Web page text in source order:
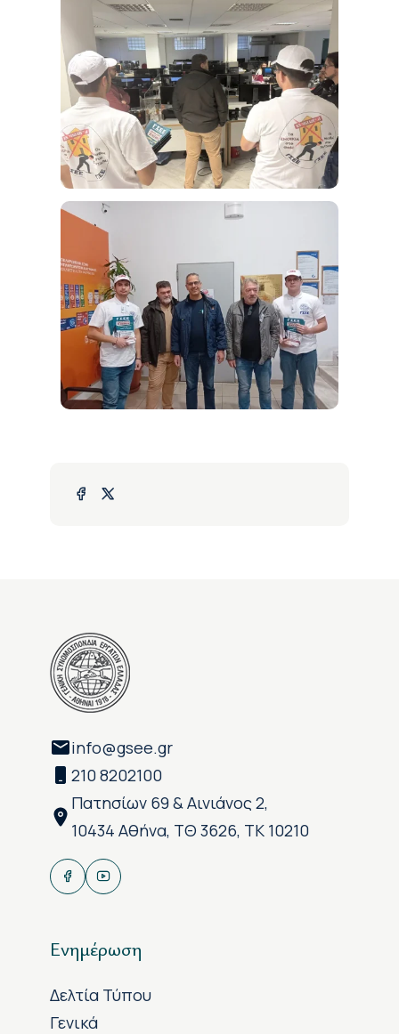
info@gsee.gr
210 8202100
Πατησίων 69 & Αινιάνος 2,
10434 Αθήνα, ΤΘ 3626, ΤΚ 10210
Ενημέρωση
Δελτία Τύπου
Γενικά